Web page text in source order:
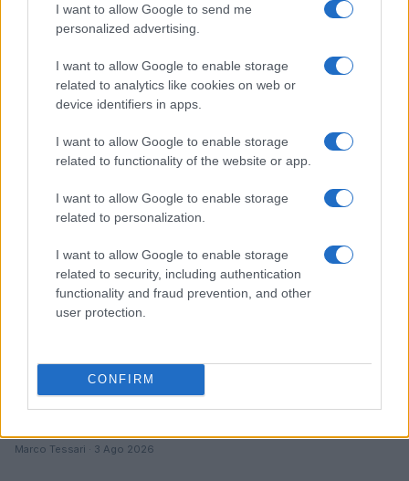
I want to allow Google to send me
personalized advertising.
I want to allow Google to enable storage
related to analytics like cookies on web or
device identifiers in apps.
I want to allow Google to enable storage
related to functionality of the website or app.
I want to allow Google to enable storage
related to personalization.
I want to allow Google to enable storage
related to security, including authentication
functionality and fraud prevention, and other
user protection.
CONFIRM
Arrestati cinque agenti della polizia locale di Milano: le
accuse e i dettagli
Alessandro Tassinari · 7 Ago 2026
Don Antonio Mazzi: l’ultimo saluto a Milano tra
Marco Tessari · 3 Ago 2026